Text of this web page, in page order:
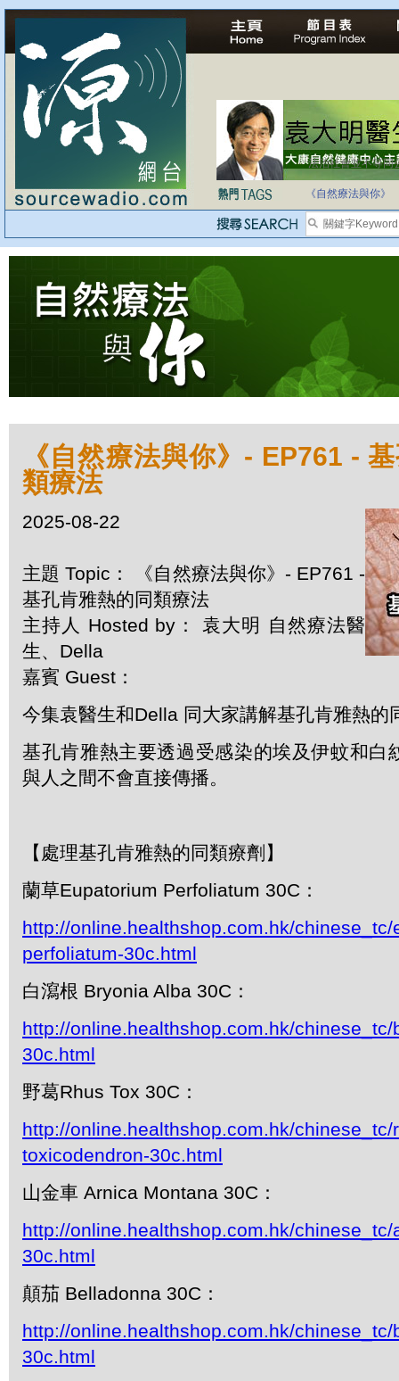
法治社會並不等同
自家教育合法化-
《自然療法與你》
《自然療法與你》- EP761 -
類療法
2025-08-22
主題 Topic： 《自然療法與你》- EP761 -
基孔肯雅熱的同類療法
主持人 Hosted by： 袁大明 自然療法醫
生、Della
嘉賓 Guest：
今集袁醫生和Della 同大家講解基孔肯雅熱的
基孔肯雅熱主要透過受感染的埃及伊蚊和白
與人之間不會直接傳播。
【處理基孔肯雅熱的同類療劑】
蘭草Eupatorium Perfoliatum 30C：
http://online.healthshop.com.hk/chinese_tc/
perfoliatum-30c.html
白瀉根 Bryonia Alba 30C：
http://online.healthshop.com.hk/chinese_tc/
30c.html
野葛Rhus Tox 30C：
http://online.healthshop.com.hk/chinese_tc/
toxicodendron-30c.html
山金車 Arnica Montana 30C：
http://online.healthshop.com.hk/
30c.html
顛茄 Belladonna 30C：
http://online.healthshop.com.hk/chinese_tc/
30c.html